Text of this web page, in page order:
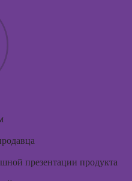
презентации продукта